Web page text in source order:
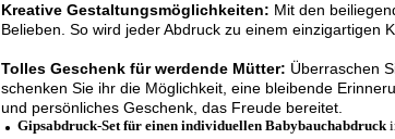
Kreative Gestaltungsmöglichkeiten: Mit den
Belieben. So wird jeder Abdruck zu einem einzigartigen
Tolles Geschenk für werdende Mütter: Überraschen
schenken Sie ihr die Möglichkeit, eine bleibende
und persönliches Geschenk, das Freude bereitet.
Gipsabdruck-Set für einen individuellen Babybauchabdruck